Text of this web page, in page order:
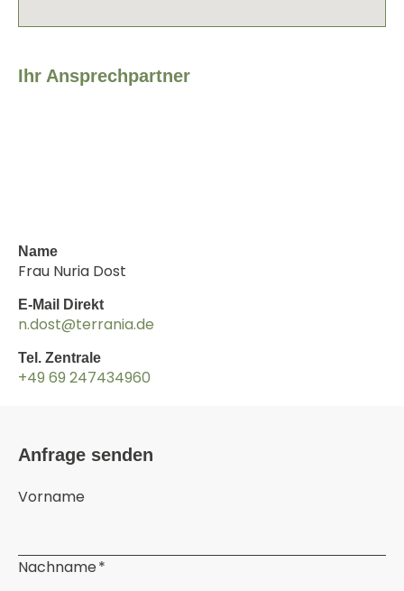
Ihr Ansprechpartner
Name
Frau Nuria Dost
E-Mail Direkt
n.dost@terrania.de
Tel. Zentrale
+49 69 247434960
Anfrage senden
Vorname
Nachname *